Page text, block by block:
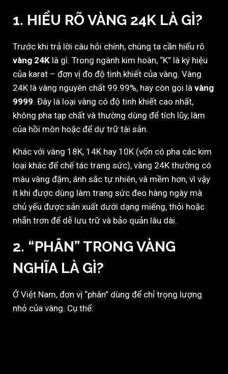
1. HIỂU RÕ VÀNG 24K LÀ GÌ?
Trước khi trả lời câu hỏi chính, chúng ta cần hiểu rõ
vàng 24K là gì. Trong ngành kim hoàn, “K” là ký hiệu
của karat – đơn vị đo độ tinh khiết của vàng. Vàng
24K là vàng nguyên chất 99.99%, hay còn gọi là vàng
9999. Đây là loại vàng có độ tinh khiết cao nhất,
không pha tạp chất và thường dùng để tích lũy, làm
của hồi môn hoặc để dự trữ tài sản.
Khác với vàng 18K, 14K hay 10K (vốn có pha các kim
loại khác để chế tác trang sức), vàng 24K thường có
màu vàng đậm, ánh sắc tự nhiên, và mềm hơn, vì vậy
ít khi được dùng làm trang sức đeo hàng ngày mà
chủ yếu được sản xuất dưới dạng miếng, thỏi hoặc
nhẫn trơn để dễ lưu trữ và bảo quản lâu dài.
2. “PHÂN” TRONG VÀNG
NGHĨA LÀ GÌ?
Ở Việt Nam, đơn vị “phân” dùng để chỉ trọng lượng
nhỏ của vàng. Cụ thể: